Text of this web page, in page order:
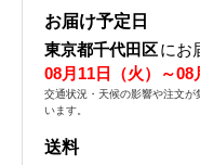
お届け予定日
東京都千代田区にお
08月11日（火）～08
交通状況・天候の影響や注文
います。
送料